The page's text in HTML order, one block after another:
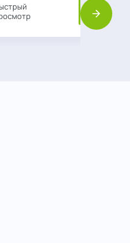
Вперед